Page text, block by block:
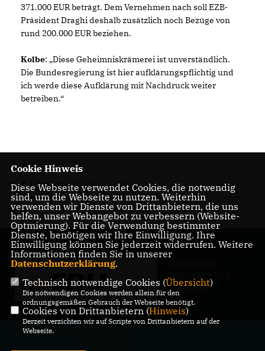
371.000 EUR beträgt. Dem Vernehmen nach soll EZB-
Präsident Draghi deshalb zusätzlich noch Bezüge von
rund 200.000 EUR beziehen.
Kolbe: „Diese Geheimniskrämerei ist unverständlich.
Die Bundesregierung ist hier aufklärungspflichtig und
ich werde diese Aufklärung mit Nachdruck weiter
betreiben.“
24.10.2012, 13:44 Uhr
DATENSCHUTZ
KONTAKT
@2026 Bundestagsabgeordneter
Cookie Hinweis
Diese Webseite verwendet Cookies, die notwendig
sind, um die Webseite zu nutzen. Weiterhin
verwenden wir Dienste von Drittanbietern, die uns
helfen, unser Webangebot zu verbessern (Website-
Optmierung). Für die Verwendung bestimmter
Dienste, benötigen wir Ihre Einwilligung. Ihre
Einwilligung können Sie jederzeit widerrufen. Weitere
Informationen finden Sie in unserer
Datenschutzerklärung.
Technisch notwendige Cookies (Übersicht)
Die notwendigen Cookies werden allein für den
ordnungsgemäßen Gebrauch der Webseite benötigt.
Cookies von Drittanbietern (Hinweis)
Derzeit verzichten wir auf Scripte von Drittanbietern auf der
Webseite.